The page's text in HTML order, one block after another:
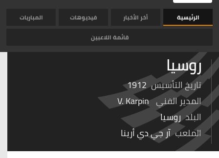
الرئيسية أخر الأخبار فيديوهات
المباريات
قائمة اللاعبين
روسيا
تاريخ التأسيس1912
المدير الفني V. Karpin
البلدروسيا
الملعبآر جي دي أرينا